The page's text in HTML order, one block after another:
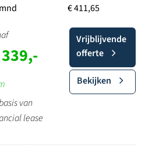
€ 411,65
van
lease
Vrijblijvende
offerte
Bekijken